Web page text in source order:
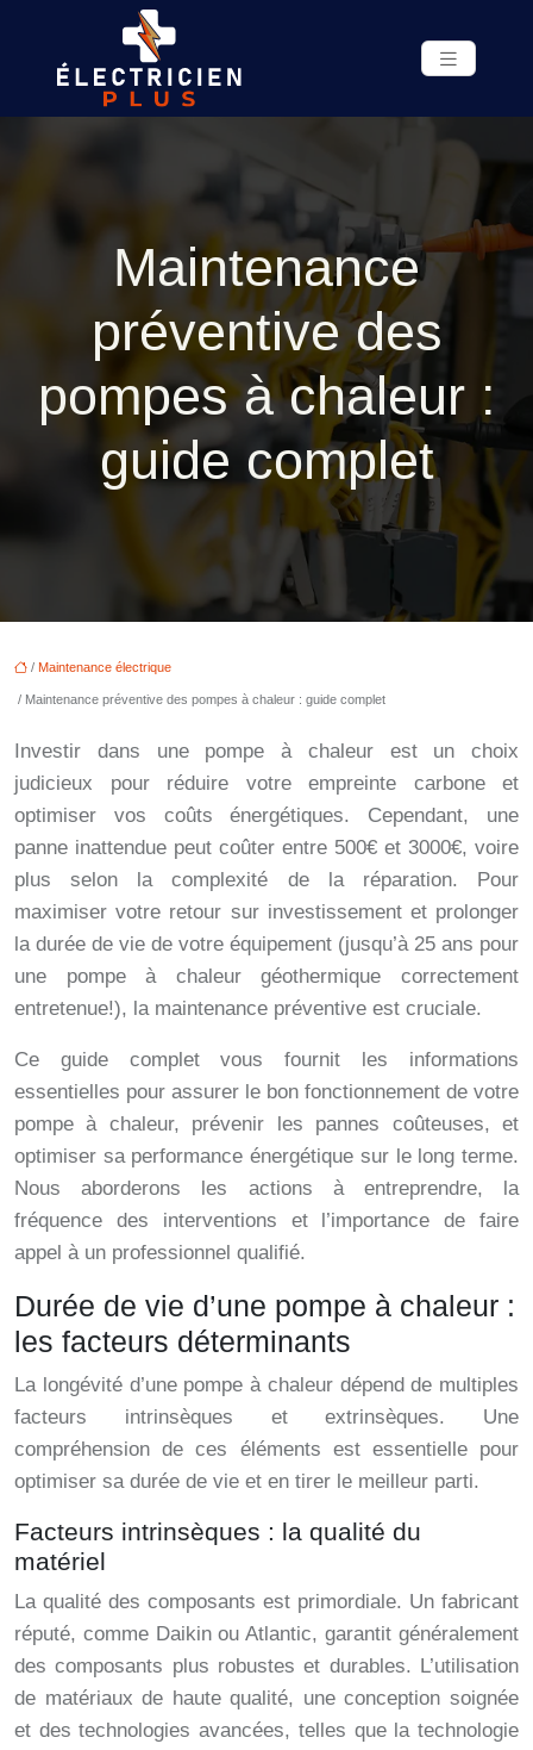
Maintenance
préventive des
pompes à chaleur :
guide complet
/ Maintenance électrique
/ Maintenance préventive des pompes à chaleur : guide complet
Investir dans une pompe à chaleur est un choix
judicieux pour réduire votre empreinte carbone et
optimiser vos coûts énergétiques. Cependant, une
panne inattendue peut coûter entre 500€ et 3000€, voire
plus selon la complexité de la réparation. Pour
maximiser votre retour sur investissement et prolonger
la durée de vie de votre équipement (jusqu’à 25 ans pour
une pompe à chaleur géothermique correctement
entretenue!), la maintenance préventive est cruciale.
Ce guide complet vous fournit les informations
essentielles pour assurer le bon fonctionnement de votre
pompe à chaleur, prévenir les pannes coûteuses, et
optimiser sa performance énergétique sur le long terme.
Nous aborderons les actions à entreprendre, la
fréquence des interventions et l’importance de faire
appel à un professionnel qualifié.
Durée de vie d’une pompe à chaleur :
les facteurs déterminants
La longévité d’une pompe à chaleur dépend de multiples
facteurs intrinsèques et extrinsèques. Une
compréhension de ces éléments est essentielle pour
optimiser sa durée de vie et en tirer le meilleur parti.
Facteurs intrinsèques : la qualité du
matériel
La qualité des composants est primordiale. Un fabricant
réputé, comme Daikin ou Atlantic, garantit généralement
des composants plus robustes et durables. L’utilisation
de matériaux de haute qualité, une conception soignée
et des technologies avancées, telles que la technologie